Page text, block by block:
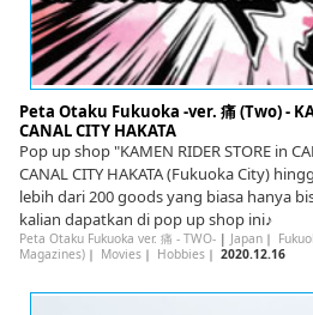
Peta Otaku Fukuoka -ver. 痛 (Two) -
CANAL CITY HAKATA
Pop up shop "KAMEN RIDER STORE in
CANAL CITY HAKATA (Fukuoka City)
lebih dari 200 goods yang biasa hanya
kalian dapatkan di pop up shop ini♪
Peta Otaku Fukuoka ver. 痛 - TWO-| Japan｜
Magazines)｜ Movies｜ Hobbies｜ 2020.12.16